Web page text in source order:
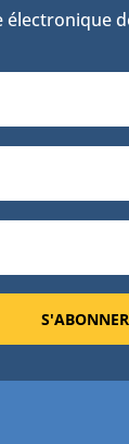
électronique
S'ABONNER